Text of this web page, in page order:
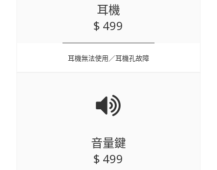
耳機
$ 499
耳機無法使用／耳機孔故障
音量鍵
$ 499